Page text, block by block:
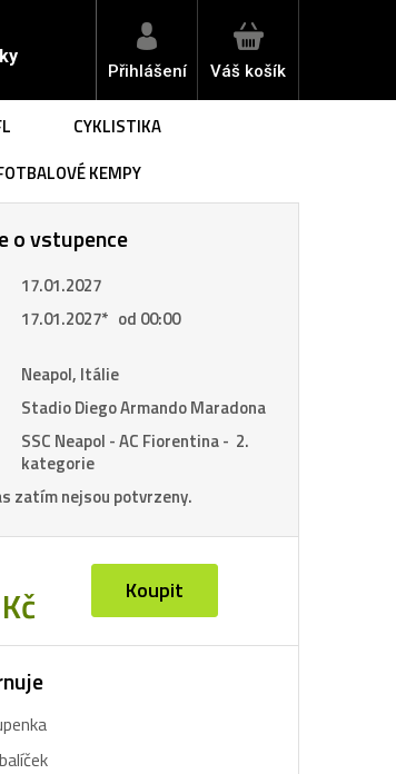
Přihlášení Váš košík
CYKLISTIKA
KEMPY
o vstupence
17.01.2027
17.01.2027* od 00:00
Neapol, Itálie
Stadio Diego Armando Maradona
SSC Neapol - AC Fiorentina - 2.
kategorie
zatím nejsou potvrzeny.
Koupit